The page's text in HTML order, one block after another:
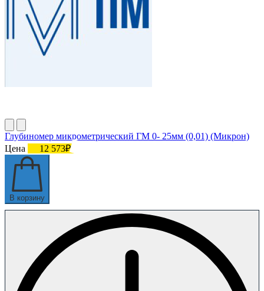
Глубиномер микрометрический ГМ 0- 25мм (0,01) (Микрон)
Цена
12 573₽
В корзину